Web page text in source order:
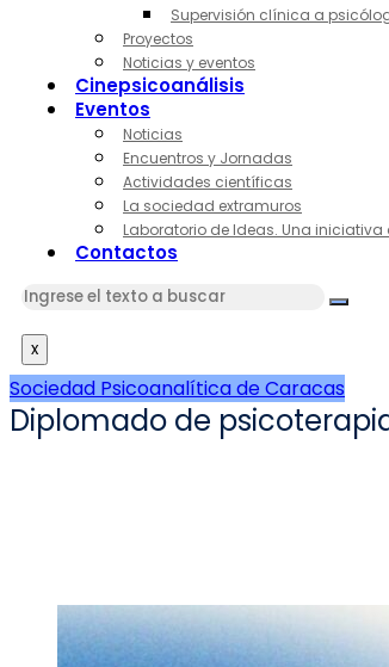
Supervisión clínica a
Proyectos
Noticias y eventos
Cinepsicoanálisis
Eventos
Noticias
Encuentros y Jornadas
Actividades científicas
La sociedad extramuros
Laboratorio de Ideas. Una iniciativa
Contactos
x
Sociedad Psicoanalítica de Caracas
Diplomado de